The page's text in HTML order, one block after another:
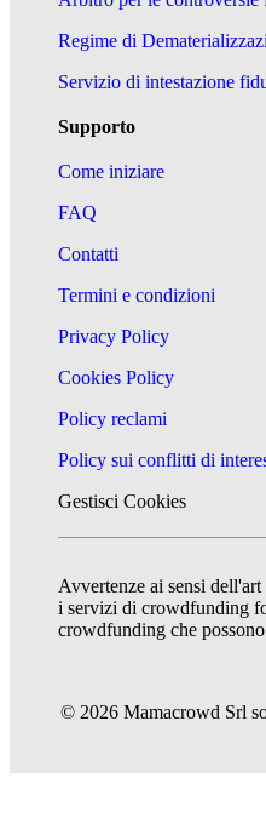
Regime di
Servizio di intestazione
Supporto
Come iniziare
FAQ
Contatti
Termini e condizioni
Privacy Policy
Cookies Policy
Policy reclami
Policy sui conflitti di
Gestisci Cookies
Avvertenze ai sensi dell'art
i servizi di crowdfunding
crowdfunding che
© 2026 Mamacrowd Srl